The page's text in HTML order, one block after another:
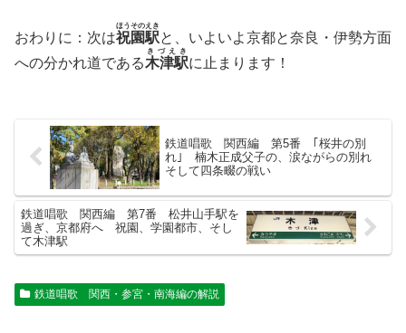
おわりに：次は祝園駅
ほうそのえき
と、いよいよ京都と奈良・伊勢方面
への分かれ道である木津駅
きづえき
に止まります！
鉄道唱歌 関西編 第5番 ｢桜井の別
れ｣ 楠木正成父子の、涙ながらの別れ
そして四条畷の戦い
鉄道唱歌 関西編 第7番 松井山手駅を
過ぎ、京都府へ 祝園、学園都市、そし
て木津駅
鉄道唱歌 関西・参宮・南海編の解説